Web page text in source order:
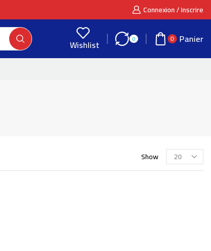
Connexion / Inscrire
Wishlist 0 0 Panier
Show